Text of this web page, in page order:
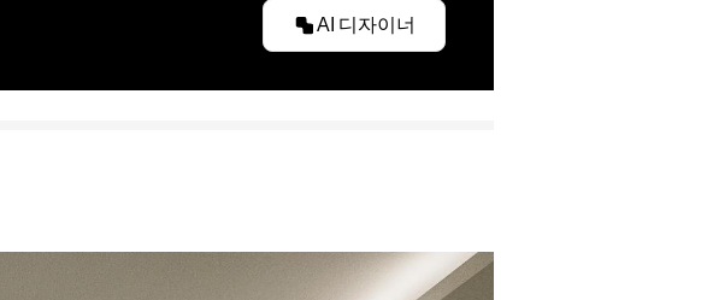
AI 디자이너